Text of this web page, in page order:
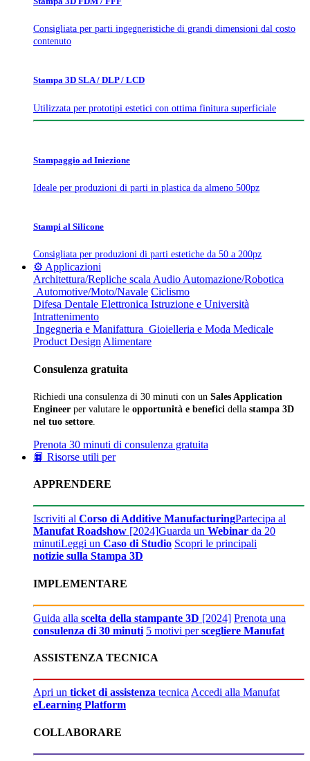
Consigliata per parti ingegneristiche di grandi dimensioni dal costo
contenuto
Stampa 3D SLA / DLP / LCD
Utilizzata per prototipi estetici con ottima finitura superficiale
Stampaggio ad Iniezione
Ideale per produzioni di parti in plastica da almeno 500pz
Stampi al Silicone
Consigliata per produzioni di parti estetiche da 50 a 200pz
⚙️ Applicazioni
Architettura/Repliche scala Audio Automazione/Robotica
Automotive/Moto/Navale Ciclismo
Difesa Dentale Elettronica Istruzione e Università
Intrattenimento
Ingegneria e Manifattura Gioielleria e Moda Medicale
Product Design Alimentare
Consulenza gratuita
Richiedi una consulenza di 30 minuti con un Sales Application
Engineer per valutare le opportunità e benefici della stampa 3D
nel tuo settore
Prenota 30 minuti di consulenza gratuita
📙 Risorse utili per
APPRENDERE
Iscriviti al Corso di Additive ManufacturingPartecipa al
Manufat Roadshow [2024]Guarda un Webinar da 20
minutiLeggi un Caso di Studio Scopri le principali
notizie sulla Stampa 3D
IMPLEMENTARE
Guida alla scelta della stampante 3D [2024] Prenota una
consulenza di 30 minuti 5 motivi perscegliere Manufat
ASSISTENZA TECNICA
Apri un ticket di assistenza tecnicaAccedi alla Manufat
eLearning Platform
COLLABORARE